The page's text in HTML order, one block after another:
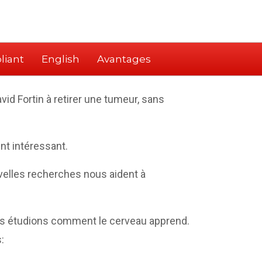
English Avantages
Fortin à retirer une tumeur, sans
intéressant.
recherches nous aident à
étudions comment le cerveau apprend.